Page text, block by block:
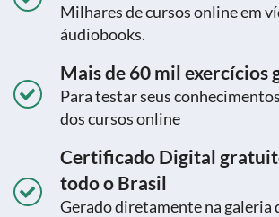
Milhares de cursos online em
áudiobooks.
Mais de 60 mil exercícios
Para testar seus
dos cursos online
Certificado Digital
todo o Brasil
Gerado diretamente na galeria